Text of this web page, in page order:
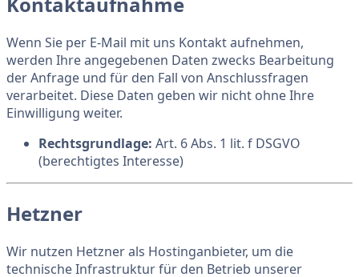
Wenn Sie per E-Mail mit uns Kontakt aufnehmen,
werden Ihre angegebenen Daten zwecks Bearbeitung
der Anfrage und für den Fall von Anschlussfragen
verarbeitet. Diese Daten geben wir nicht ohne Ihre
Einwilligung weiter.
Rechtsgrundlage: Art. 6 Abs. 1 lit. f DSGVO
(berechtigtes Interesse)
Hetzner
Wir nutzen Hetzner als Hostinganbieter, um die
technische Infrastruktur für den Betrieb unserer